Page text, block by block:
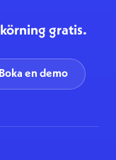
gratis.
Boka en demo